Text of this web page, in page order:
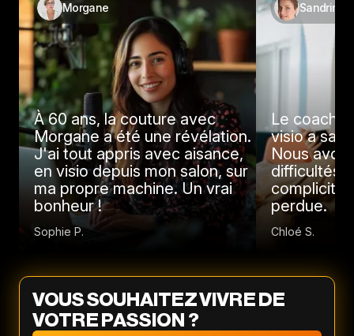
Morgane
À 60 ans, la couture avec
Morgane a été une révélation.
J'ai tout appris avec aisance,
en visio depuis mon salon, sur
ma propre machine. Un vrai
bonheur !
Sophie P.
Sandrine
Le
visio a
Nous
difficultés
complicité
perdue.
Chloé S.
VOUS SOUHAITEZ VIVRE DE
VOTRE PASSION ?